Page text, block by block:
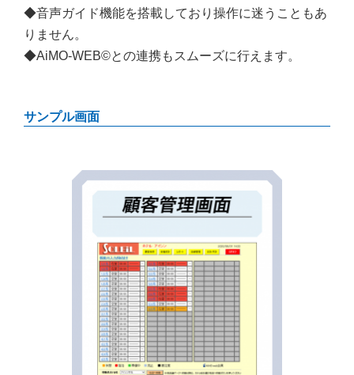
◆音声ガイド機能を搭載しており操作に迷うこともあ
りません。
◆AiMO-WEB©との連携もスムーズに行えます。
サンプル画面